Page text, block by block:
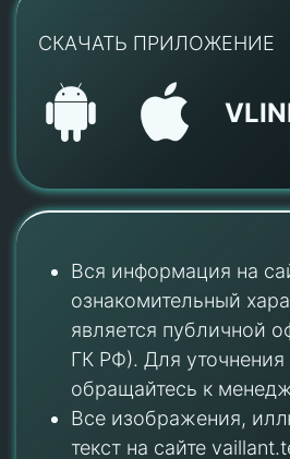
СКАЧАТЬ ПРИЛОЖЕНИЕ
Вся информация на
ознакомительный
является публичной
ГК РФ). Для
обращайтесь к
Все изображения,
текст на сайте